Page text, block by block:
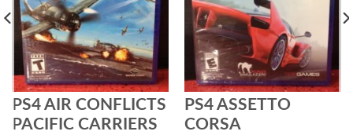
PS4 AIR CONFLICTS
PACIFIC CARRIERS
PS4 ASSETTO
CORSA